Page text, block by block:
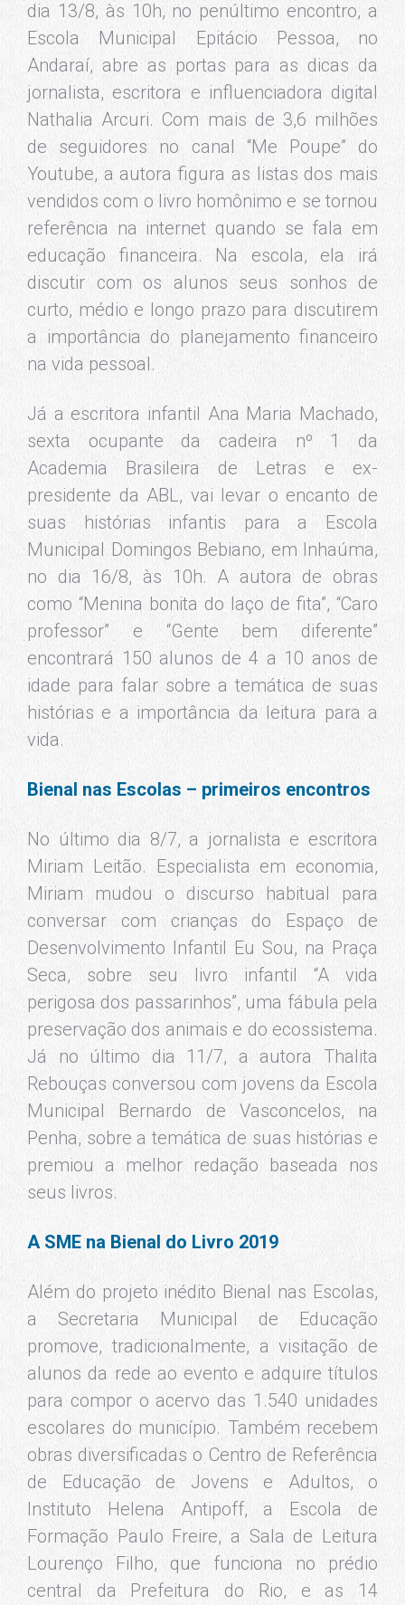
no dia 16/8, às 10h. A autora de obras
como “Menina bonita do laço de fita”, “Caro
professor” e “Gente bem diferente”
encontrará 150 alunos de 4 a 10 anos de
idade para falar sobre a temática de suas
histórias e a importância da leitura para a
vida.
Bienal nas Escolas – primeiros encontros
No último dia 8/7, a jornalista e escritora
Miriam Leitão. Especialista em economia,
Miriam mudou o discurso habitual para
conversar com crianças do Espaço de
Seca, sobre seu livro infantil “A vida
perigosa dos passarinhos”, uma fábula pela
preservação dos animais e do ecossistema.
Já no último dia 11/7, a autora Thalita
Rebouças conversou com jovens da Escola
Municipal Bernardo de Vasconcelos, na
Penha, sobre a temática de suas histórias e
premiou a melhor redação baseada nos
seus livros.
A SME na Bienal do Livro 2019
Além do projeto inédito Bienal nas Escolas,
promove, tradicionalmente, a visitação de
alunos da rede ao evento e adquire títulos
para compor o acervo das 1.540 unidades
escolares do município. Também recebem
obras diversificadas o Centro de Referência
de Educação de Jovens e Adultos, o
Instituto Helena Antipoff, a Escola de
Formação Paulo Freire, a Sala de Leitura
Lourenço Filho, que funciona no prédio
central da Prefeitura do Rio, e as 14
Bibliotecas Escolares Municipais
distribuídas por todas as regiões da cidade.
Durante o evento, o estande da Secretaria
Municipal de Educação vai expor os
trabalhos de leitura das unidades
também poderão usar o voucher de livro
distribuído na entrada da feira com um
título selecionado pela secretaria neste
espaço.
Categoria:
7 de agosto de 2019